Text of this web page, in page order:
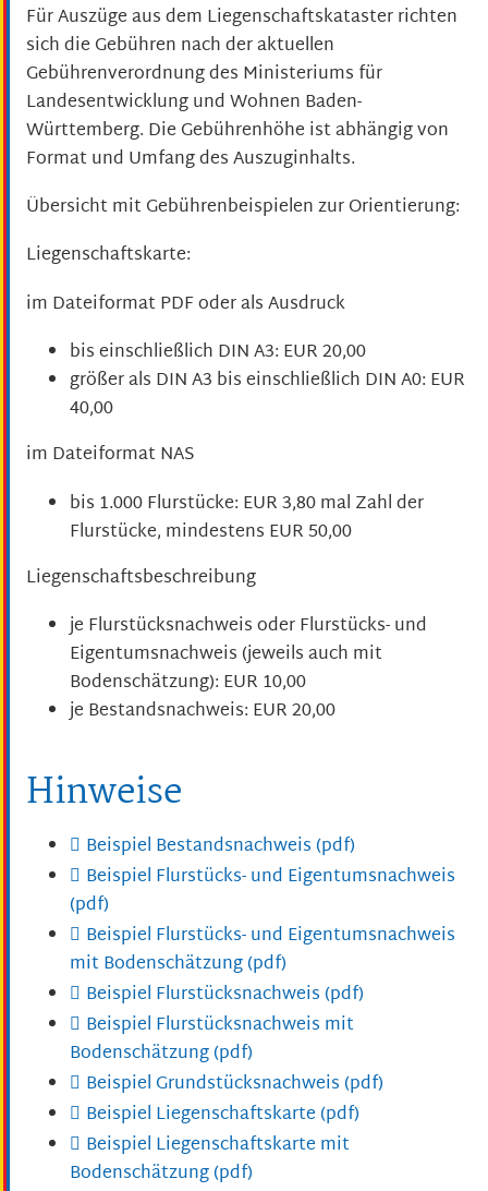
Für Auszüge aus dem Liegenschaftskataster richten
sich die Gebühren nach der aktuellen
Gebührenverordnung des Ministeriums für
Landesentwicklung und Wohnen Baden-
Württemberg. Die Gebührenhöhe ist abhängig von
Format und Umfang des Auszuginhalts.
Übersicht mit Gebührenbeispielen zur Orientierung:
Liegenschaftskarte:
im Dateiformat PDF oder als Ausdruck
bis einschließlich DIN A3: EUR 20,00
größer als DIN A3 bis einschließlich DIN A0: EUR
40,00
im Dateiformat NAS
bis 1.000 Flurstücke: EUR 3,80 mal Zahl der
Flurstücke, mindestens EUR 50,00
Liegenschaftsbeschreibung
je Flurstücksnachweis oder Flurstücks- und
Eigentumsnachweis (jeweils auch mit
Bodenschätzung): EUR 10,00
je Bestandsnachweis: EUR 20,00
Hinweise
Beispiel Bestandsnachweis (pdf)
Beispiel Flurstücks- und Eigentumsnachweis
(pdf)
Beispiel Flurstücks- und Eigentumsnachweis
mit Bodenschätzung (pdf)
Beispiel Flurstücksnachweis (pdf)
Beispiel Flurstücksnachweis mit
Bodenschätzung (pdf)
Beispiel Grundstücksnachweis (pdf)
Beispiel Liegenschaftskarte (pdf)
Beispiel Liegenschaftskarte mit
Bodenschätzung (pdf)